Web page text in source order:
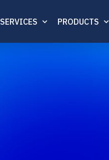
SERVICES PRODUCTS